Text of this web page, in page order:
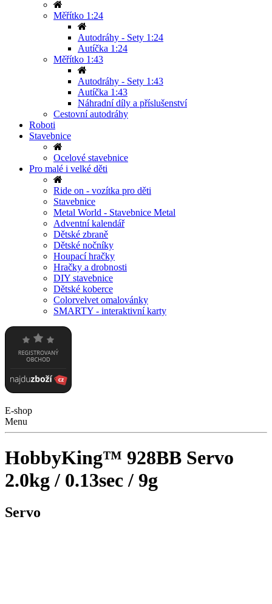
Měřítko 1:24
Autodráhy - Sety 1:24
Autíčka 1:24
Měřítko 1:43
Autodráhy - Sety 1:43
Autíčka 1:43
Náhradní díly a příslušenství
Cestovní autodráhy
Roboti
Stavebnice
Ocelové stavebnice
Pro malé i velké děti
Ride on - vozítka pro děti
Stavebnice
Metal World - Stavebnice Metal
Adventní kalendář
Dětské zbraně
Dětské nočníky
Houpací hračky
Hračky a drobnosti
DIY stavebnice
Dětské koberce
Colorvelvet omalovánky
SMARTY - interaktivní karty
E-shop
Menu
HobbyKing™ 928BB Servo
2.0kg / 0.13sec / 9g
Servo